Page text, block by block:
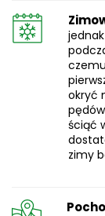
okryć
ściąć
zimy